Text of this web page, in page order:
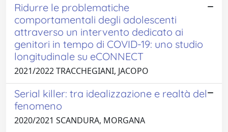
Ridurre le problematiche
comportamentali degli adolescenti
attraverso un intervento dedicato ai
genitori in tempo di COVID-19: uno studio
longitudinale su eCONNECT
2021/2022 TRACCHEGIANI, JACOPO
Serial killer: tra idealizzazione e realtà del
fenomeno
2020/2021 SCANDURA, MORGANA